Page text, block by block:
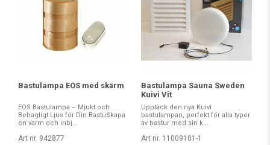
Bastulampa EOS med skärm
EOS Bastulampa – Mjukt och
Behagligt Ljus för Din BastuSkapa
en varm och inbj...
Art nr. 942877
Bastulampa Sauna Sweden
Kuivi Vit
Upptäck den nya Kuivi
bastulampan, perfekt för alla typer
av bastur med sin k...
Art nr. 11009101-1